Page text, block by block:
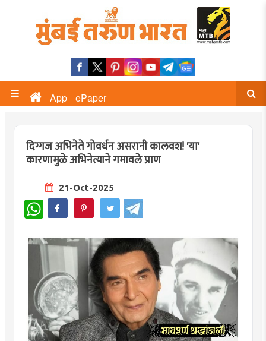
App ePaper
दिग्गज अभिनेते गोवर्धन असरानी कालवश! 'या'
कारणामुळे अभिनेत्याने गमावले प्राण
21-Oct-2025
WhatsApp